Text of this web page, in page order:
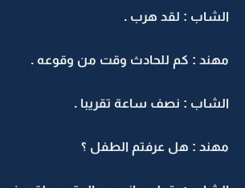
الشاب : لقد هرب .
مهند : كم للحادث وقت من وقوعه .
الشاب : نصف ساعة تقريبا .
مهند : هل عرفتم الطفل ؟